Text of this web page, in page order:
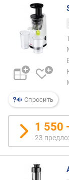
с
й
и
р
и
н
а
з
Спросить
1 550
23